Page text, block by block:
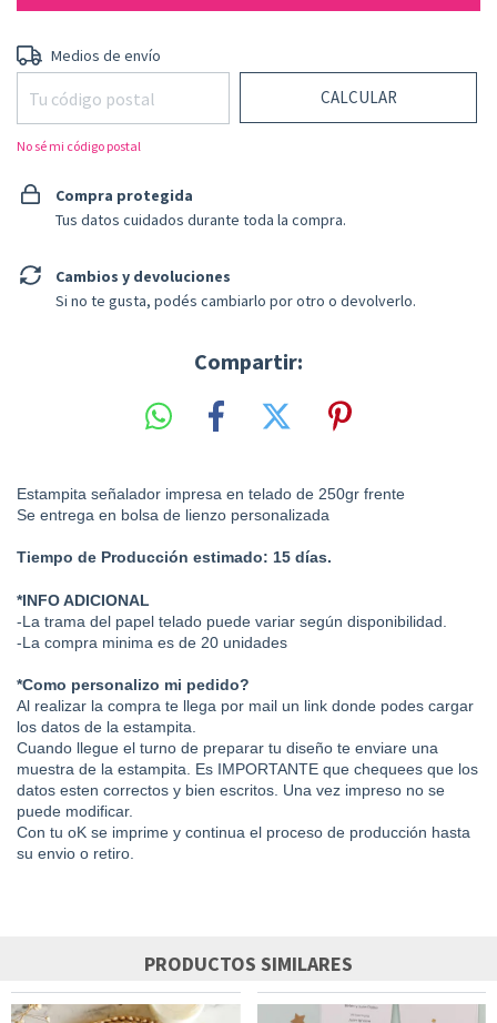
Entregas para el CP:
Medios de envío
CALCULAR
No sé mi código postal
Compra protegida
Tus datos cuidados durante toda la compra.
Cambios y devoluciones
Si no te gusta, podés cambiarlo por otro o devolverlo.
Compartir:
Estampita señalador impresa en telado de 250gr frente
Se entrega en bolsa de lienzo personalizada
Tiempo de Producción estimado: 15 días.
*INFO ADICIONAL
-La trama del papel telado puede variar según disponibilidad.
-La compra minima es de 20 unidades
*Como personalizo mi pedido?
Al realizar la compra te llega por mail un link donde podes cargar
los datos de la estampita.
Cuando llegue el turno de preparar tu diseño te enviare una
muestra de la estampita. Es IMPORTANTE que chequees que los
datos esten correctos y bien escritos. Una vez impreso no se
puede modificar.
Con tu oK se imprime y continua el proceso de producción hasta
su envio o retiro.
PRODUCTOS SIMILARES